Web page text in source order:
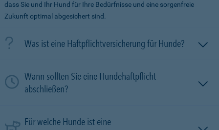
dass Sie und Ihr Hund für Ihre Bedürfnisse und eine sorgenfreie
Zukunft optimal abgesichert sind.
Was ist eine Haftpflichtversicherung für Hunde?
Wann sollten Sie eine Hundehaftpflicht
abschließen?
Für welche Hunde ist eine